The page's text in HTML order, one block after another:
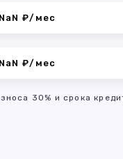
NaN ₽/мес
NaN ₽/мес
30% и срока